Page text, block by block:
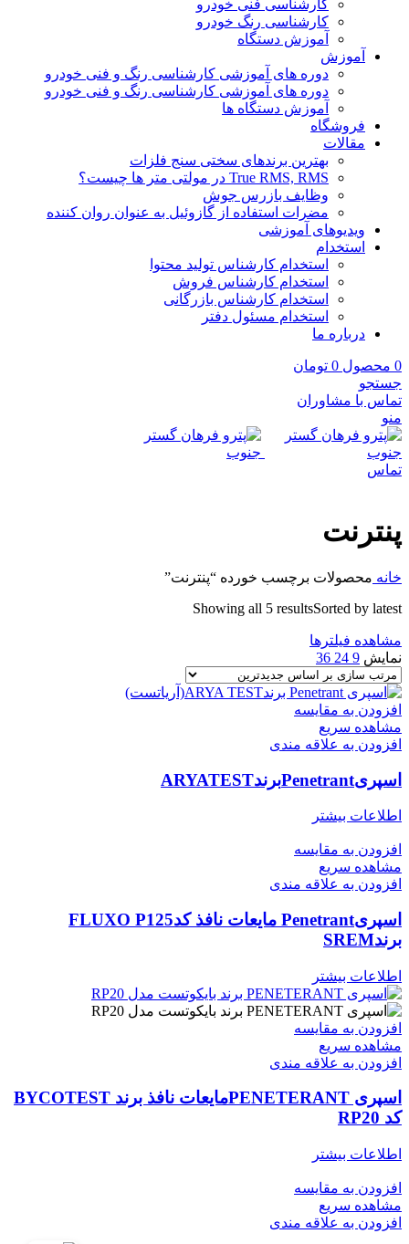
کارشناسی فنی خودرو
کارشناسی رنگ خودرو
آموزش دستگاه
آموزش
دوره های آموزشی کارشناسی رنگ و فنی خودرو
دوره های آموزشی کارشناسی رنگ و فنی خودرو
آموزش دستگاه ها
فروشگاه
مقالات
بهترین برندهای سختی سنج فلزات
True RMS, RMS در مولتی متر ها چیست؟
وظایف بازرس جوش
مضرات استفاده از گازوئیل به عنوان روان کننده
ویدیوهای آموزشی
استخدام
استخدام کارشناس تولید محتوا
استخدام کارشناس فروش
استخدام کارشناس بازرگانی
استخدام مسئول دفتر
درباره ما
0 محصول 0 تومان
جستجو
تماس با مشاوران
منو
تماس
پنترنت
خانه محصولات برچسب خورده “پنترنت”
Showing all 5 resultsSorted by latest
مشاهده فیلترها
نمایش 9
24
36
افزودن به مقایسه
مشاهده سریع
افزودن به علاقه مندی
اسپریPenetrantبرندARYATEST
اطلاعات بیشتر
افزودن به مقایسه
مشاهده سریع
افزودن به علاقه مندی
اسپریPenetrant مایعات نافذ کدFLUXO P125
برندSREM
اطلاعات بیشتر
افزودن به مقایسه
مشاهده سریع
افزودن به علاقه مندی
اسپری PENETERANTمایعات نافذ برند BYCOTEST
کد RP20
اطلاعات بیشتر
افزودن به مقایسه
مشاهده سریع
افزودن به علاقه مندی